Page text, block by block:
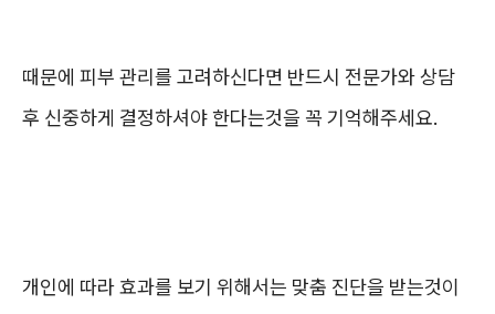
때문에 피부 관리를 고려하신다면 반드시 전문가와 상담
후 신중하게 결정하셔야 한다는것을 꼭 기억해주세요.
개인에 따라 효과를 보기 위해서는 맞춤 진단을 받는것이